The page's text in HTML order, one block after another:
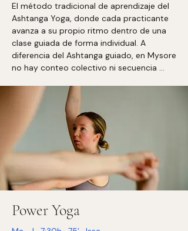
El método tradicional de aprendizaje del
Ashtanga Yoga, donde cada practicante
avanza a su propio ritmo dentro de una
clase guiada de forma individual. A
diferencia del Ashtanga guiado, en Mysore
no hay conteo colectivo ni secuencia
Cada persona practica de manera
autónoma, siguiendo el orden de la serie
que le corresponde, mientras la profesora
ofrece ajustes, indicaciones
personalizadas y adaptaciones según la
experiencia y el momento de cada
alumna. Este método favorece una
relación directa con la respiración ujjāyī, el
vinyasa y la atención sostenida,
desarrollando autonomía, constancia y
profundidad en la práctica.
Power Yoga